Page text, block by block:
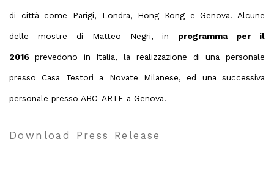
di città come Parigi, Londra, Hong Kong e Genova. Alcune
delle mostre di Matteo Negri, in programma per il
2016 prevedono in Italia, la realizzazione di una personale
presso Casa Testori a Novate Milanese, ed una successiva
personale presso ABC-ARTE a Genova.
Download Press Release